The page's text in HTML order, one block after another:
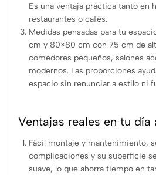
Es una ventaja práctica tanto en
restaurantes o cafés.
Medidas pensadas para tu
cm y 80×80 cm con 75 cm de
comedores pequeños, salones
modernos. Las proporciones
espacio sin renunciar a estilo ni
Ventajas reales en tu día
Fácil montaje y mantenimiento,
complicaciones y su superficie
suave, lo que ahorra tiempo en